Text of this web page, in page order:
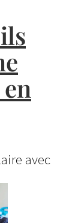
avec